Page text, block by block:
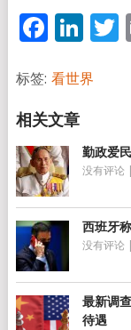
标签: 看世界
勤政爱
没有评论 |
西班牙
没有评论 |
最新调
待遇